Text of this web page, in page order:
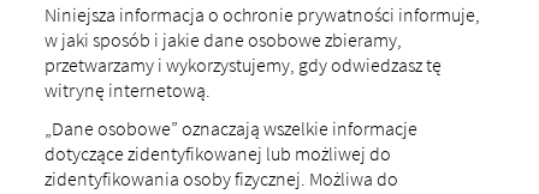
Niniejsza informacja o ochronie prywatności informuje,
w jaki sposób i jakie dane osobowe zbieramy,
przetwarzamy i wykorzystujemy, gdy odwiedzasz tę
witrynę internetową.
„Dane osobowe” oznaczają wszelkie informacje
dotyczące zidentyfikowanej lub możliwej do
zidentyfikowania osoby fizycznej. Możliwa do